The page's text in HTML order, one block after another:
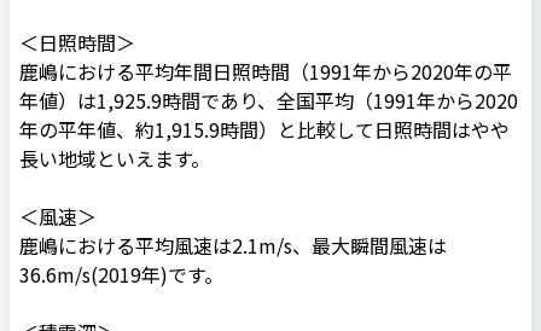
＜日照時間＞
鹿嶋における平均年間日照時間（1991年から2020年の平
年値）は1,925.9時間であり、全国平均（1991年から2020
年の平年値、約1,915.9時間）と比較して日照時間はやや
長い地域といえます。
＜風速＞
鹿嶋における平均風速は2.1m/s、最大瞬間風速は
36.6m/s(2019年)です。